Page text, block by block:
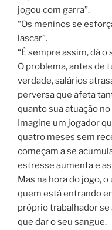
jogou com garra”.
“Os meninos se
lascar”.
“É sempre assim, dá o
O problema, antes de
verdade, salários
perversa que afeta
quanto sua atuação
Imagine um jogador
quatro meses sem
começam a se
estresse aumenta e
Mas na hora do jogo,
quem está entrando
próprio trabalhador se
que dar o seu sangue.